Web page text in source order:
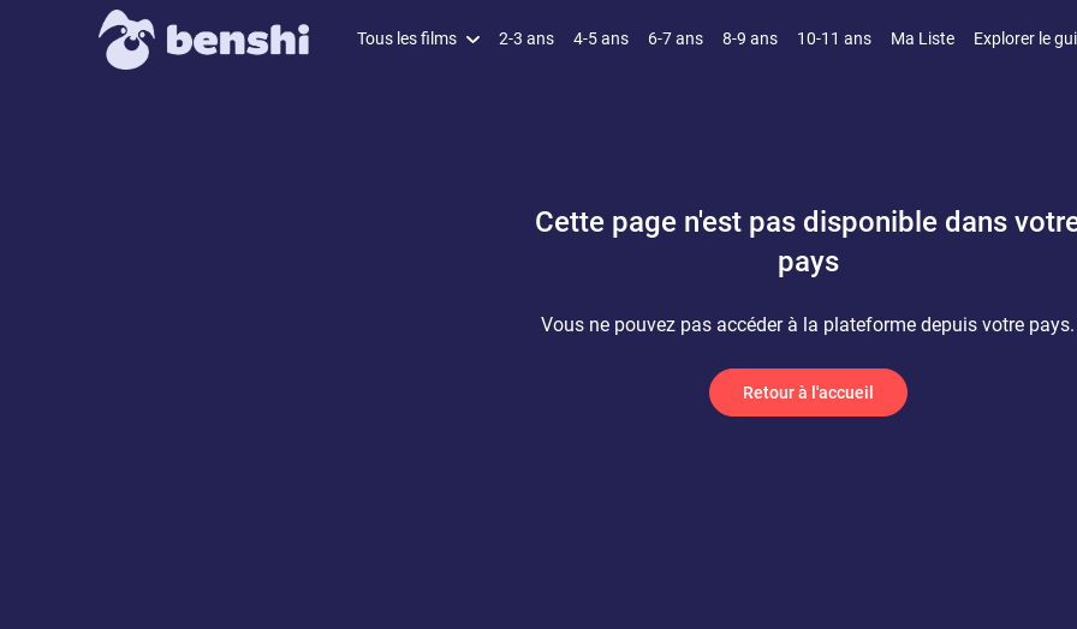
Tous les films 2-3 ans 4-5 ans 6-7 ans 8-9 ans 10-11 ans Ma Liste Explorer le
Cette page n'est pas disponible dans
pays
Vous ne pouvez pas accéder à la plateforme depuis votre pays.
Retour à l'accueil